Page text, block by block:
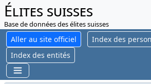
Élites suisses
Base de données des élites suisses
Aller au site officiel
Index des
Index des entités